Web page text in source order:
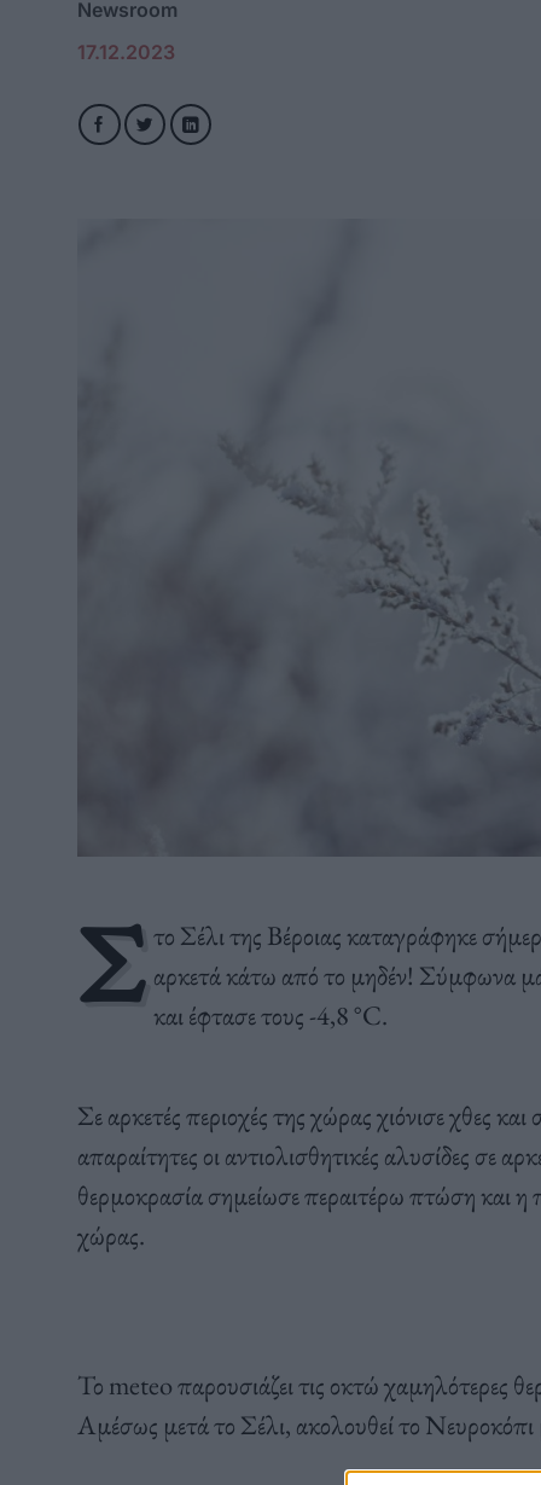
Newsroom
17.12.2023
Σ το Σέλι της Βέροιας καταγράφηκε
αρκετά κάτω από το μηδέν! Σύμφωνα
και έφτασε τους -4,8 °C.
Σε αρκετές περιοχές της χώρας χιόνισε χθες
απαραίτητες οι αντιολισθητικές αλυσίδες σε
θερμοκρασία σημείωσε περαιτέρω πτώση και
χώρας.
Το meteo παρουσιάζει τις οκτώ χαμηλότερες
Αμέσως μετά το Σέλι, ακολουθεί το